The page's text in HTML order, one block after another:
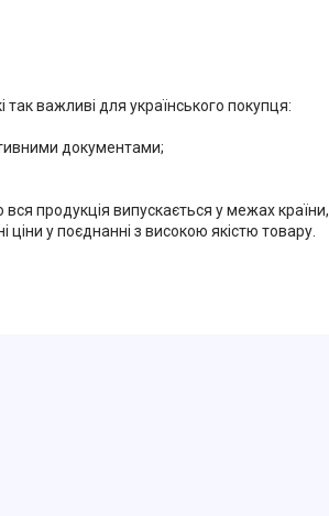
важливі для українського покупця:
документами;
продукція випускається у межах країни,
ціни у поєднанні з високою якістю товару.